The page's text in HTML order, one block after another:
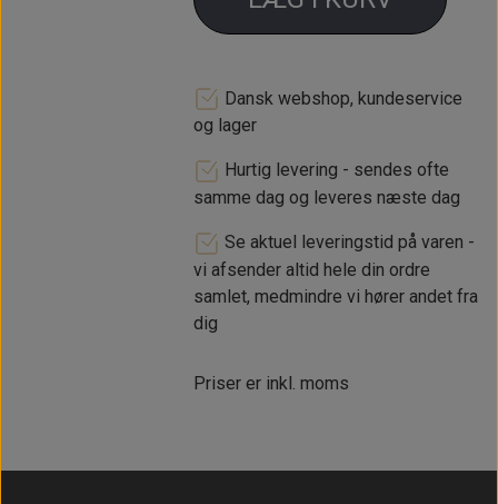
Dansk webshop, kundeservice
og lager
Hurtig levering - sendes ofte
samme dag og leveres næste dag
Se aktuel leveringstid på varen -
vi afsender altid hele din ordre
samlet, medmindre vi hører andet fra
dig
Priser er inkl. moms